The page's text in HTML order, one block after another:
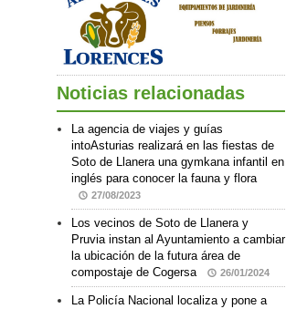
Noticias relacionadas
La agencia de viajes y guías
intoAsturias realizará en las fiestas de
Soto de Llanera una gymkana infantil en
inglés para conocer la fauna y flora
27/08/2023
Los vecinos de Soto de Llanera y
Pruvia instan al Ayuntamiento a cambiar
la ubicación de la futura área de
compostaje de Cogersa
26/01/2024
La Policía Nacional localiza y pone a